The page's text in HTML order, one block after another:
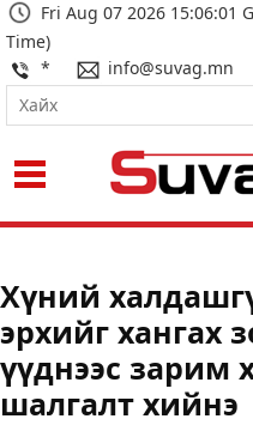
Fri Aug 07 2026 15:06:02
Time)
*
info@suvag.mn
Хүний
эрхийг хангах
үүднээс зарим
шалгалт хийнэ